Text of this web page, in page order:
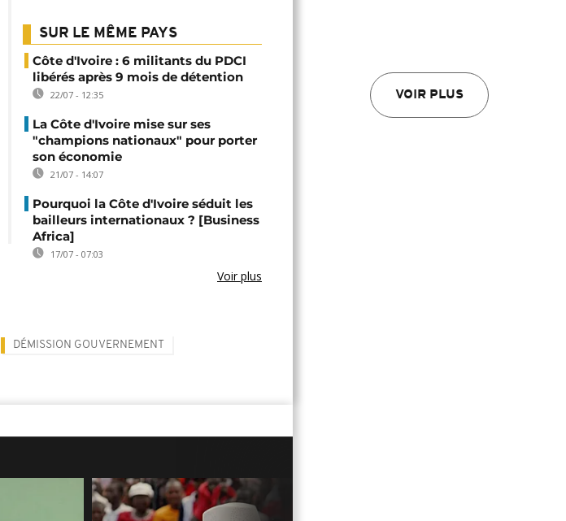
VOIR PLUS
SUR LE MÊME PAYS
Côte d'Ivoire : 6 militants du PDCI
libérés après 9 mois de détention
22/07 - 12:35
La Côte d'Ivoire mise sur ses
"champions nationaux" pour porter
son économie
21/07 - 14:07
Pourquoi la Côte d'Ivoire séduit les
bailleurs internationaux ? [Business
Africa]
17/07 - 07:03
Voir plus
DÉMISSION GOUVERNEMENT